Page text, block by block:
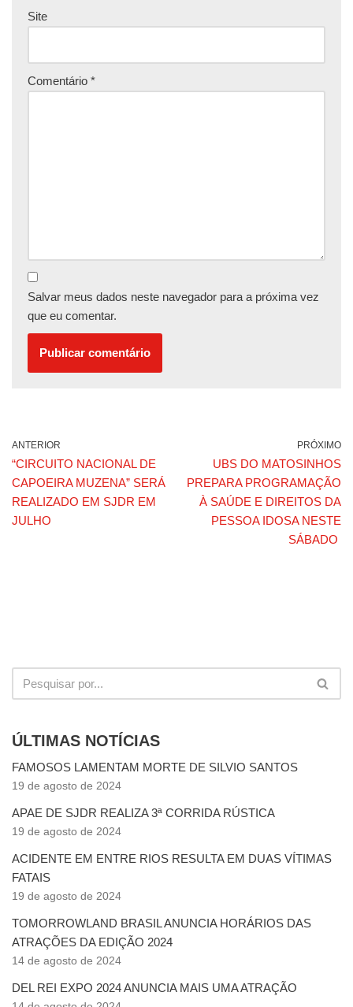
Site
Comentário *
Salvar meus dados neste navegador para a próxima vez
que eu comentar.
ANTERIOR
“CIRCUITO NACIONAL DE
CAPOEIRA MUZENA” SERÁ
REALIZADO EM SJDR EM
JULHO
PRÓXIMO
UBS DO MATOSINHOS
PREPARA PROGRAMAÇÃO
À SAÚDE E DIREITOS DA
PESSOA IDOSA NESTE
SÁBADO
ÚLTIMAS NOTÍCIAS
FAMOSOS LAMENTAM MORTE DE SILVIO SANTOS
19 de agosto de 2024
APAE DE SJDR REALIZA 3ª CORRIDA RÚSTICA
19 de agosto de 2024
ACIDENTE EM ENTRE RIOS RESULTA EM DUAS VÍTIMAS
FATAIS
19 de agosto de 2024
TOMORROWLAND BRASIL ANUNCIA HORÁRIOS DAS
ATRAÇÕES DA EDIÇÃO 2024
14 de agosto de 2024
DEL REI EXPO 2024 ANUNCIA MAIS UMA ATRAÇÃO